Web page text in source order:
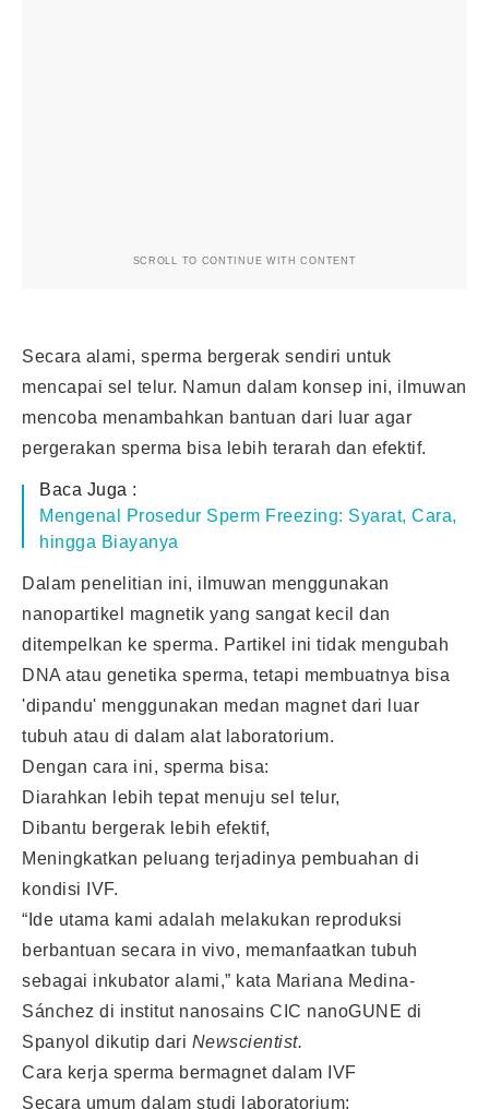
SCROLL TO CONTINUE WITH CONTENT
Secara alami, sperma bergerak sendiri untuk
mencapai sel telur. Namun dalam konsep ini, ilmuwan
mencoba menambahkan bantuan dari luar agar
pergerakan sperma bisa lebih terarah dan efektif.
Baca Juga :
Mengenal Prosedur Sperm Freezing: Syarat, Cara,
hingga Biayanya
Dalam penelitian ini, ilmuwan menggunakan
nanopartikel magnetik yang sangat kecil dan
ditempelkan ke sperma. Partikel ini tidak mengubah
DNA atau genetika sperma, tetapi membuatnya bisa
'dipandu' menggunakan medan magnet dari luar
tubuh atau di dalam alat laboratorium.
Dengan cara ini, sperma bisa:
Diarahkan lebih tepat menuju sel telur,
Dibantu bergerak lebih efektif,
Meningkatkan peluang terjadinya pembuahan di
kondisi IVF.
“Ide utama kami adalah melakukan reproduksi
berbantuan secara in vivo, memanfaatkan tubuh
sebagai inkubator alami,” kata Mariana Medina-
Sánchez di institut nanosains CIC nanoGUNE di
Spanyol dikutip dari Newscientist.
Cara kerja sperma bermagnet dalam IVF
Secara umum dalam studi laboratorium: